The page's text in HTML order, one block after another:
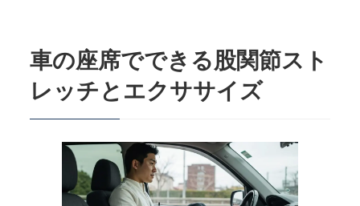
車の座席でできる股関節スト
レッチとエクササイズ